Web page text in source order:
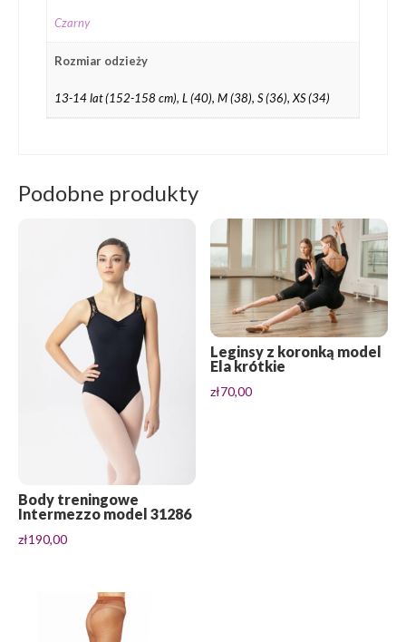
Czarny
Rozmiar odzieży
13-14 lat (152-158 cm), L (40), M (38), S (36), XS (34)
Podobne produkty
Body treningowe
Intermezzo model 31286
zł190,00
Leginsy z koronką model
Ela krótkie
zł70,00